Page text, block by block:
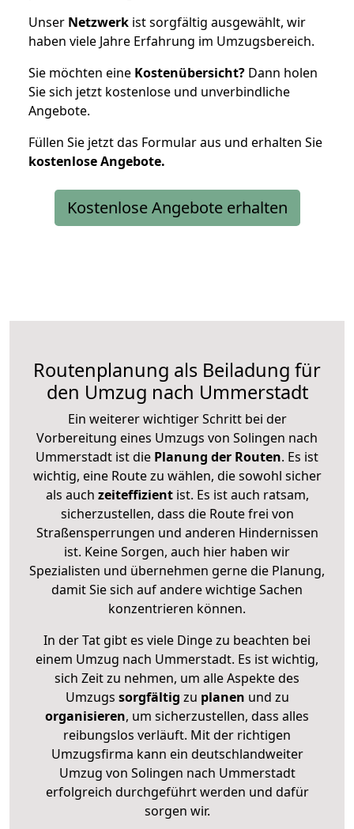
Unser Netzwerk ist sorgfältig ausgewählt, wir
haben viele Jahre Erfahrung im Umzugsbereich.
Sie möchten eine Kostenübersicht? Dann holen
Sie sich jetzt kostenlose und unverbindliche
Angebote.
Füllen Sie jetzt das Formular aus und erhalten Sie
kostenloseAngebote.
Kostenlose Angebote erhalten
Routenplanung als Beiladung für
den Umzug nach Ummerstadt
Ein weiterer wichtiger Schritt bei der
Vorbereitung eines Umzugs von Solingen nach
Ummerstadt ist die Planung der Routen. Es ist
wichtig, eine Route zu wählen, die sowohl sicher
als auch zeiteffizientist. Es ist auch ratsam,
sicherzustellen, dass die Route frei von
Straßensperrungen und anderen Hindernissen
ist. Keine Sorgen, auch hier haben wir
Spezialisten und übernehmen gerne die Planung,
damit Sie sich auf andere wichtige Sachen
konzentrieren können.
In der Tat gibt es viele Dinge zu beachten bei
einem Umzug nach Ummerstadt. Es ist wichtig,
sich Zeit zu nehmen, um alle Aspekte des
Umzugs sorgfältig zu planen und zu
organisieren, um sicherzustellen, dass alles
reibungslos verläuft. Mit der richtigen
Umzugsfirma kann ein deutschlandweiter
Umzug von Solingen nach Ummerstadt
erfolgreich durchgeführt werden und dafür
sorgen wir.